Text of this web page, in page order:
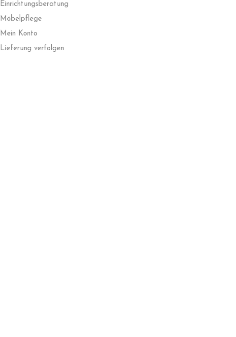
Einrichtungsberatung
Möbelpflege
Mein Konto
Lieferung verfolgen